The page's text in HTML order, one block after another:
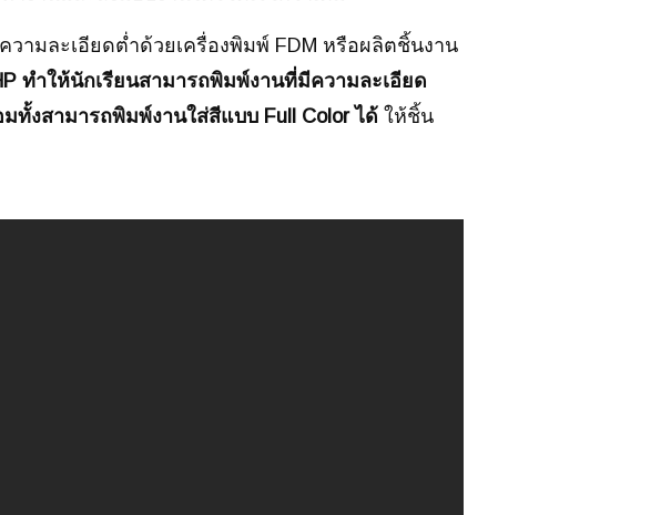
ามละเอียดต่ำด้วยเครื่องพิมพ์ FDM หรือผลิตชิ้นงาน
ทำให้นักเรียนสามารถพิมพ์งานที่มีความละเอียด
ทั้งสามารถพิมพ์งานใส่สีแบบ Full Color ได้ ให้ชิ้น